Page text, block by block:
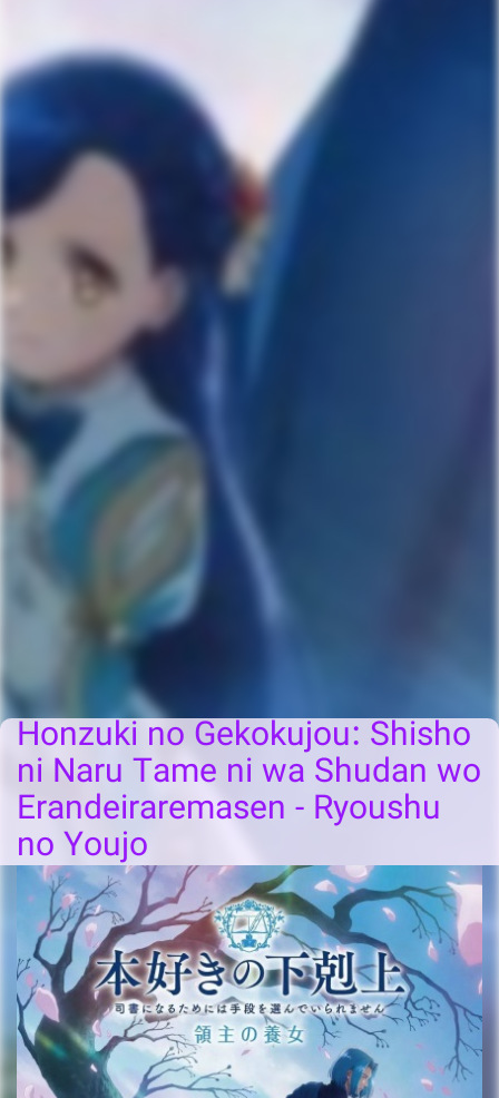
Honzuki no Gekokujou: Shisho
ni Naru Tame ni wa Shudan wo
Erandeiraremasen - Ryoushu
no Youjo